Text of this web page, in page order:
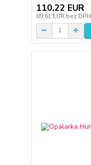
110,22 EUR
89,61 EUR bez DPH